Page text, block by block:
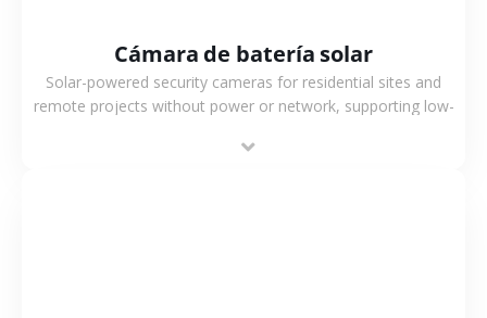
Cámara de batería solar
Solar-powered security cameras for residential sites and
remote projects without power or network, supporting low-
monitoring.